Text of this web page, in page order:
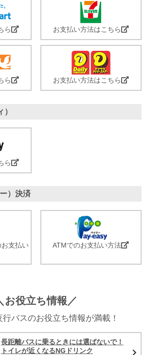
ら お支払い方法はこちら
ら お支払い方法はこちら
ら
）決済
支払い
ATMでのお支払い方法
お役立ち情報／
バスのお役立ち情報が満載！
長距離バスに乗るときには選ばないで！
トイレが近くなるNGドリンク